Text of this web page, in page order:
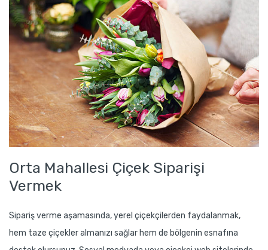
Orta Mahallesi Çiçek Siparişi
Vermek
Sipariş verme aşamasında, yerel çiçekçilerden faydalanmak,
hem taze çiçekler almanızı sağlar hem de bölgenin esnafına